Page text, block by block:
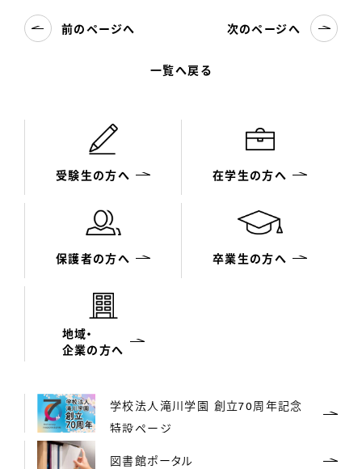
一覧へ戻る
前のページへ 次のページへ
受験生の方へ 在学生の方へ
保護者の方へ 卒業生の方へ
地域・
企業の方へ
学校法人滝川学園 創立70周年記念
特設ページ
図書館ポータル